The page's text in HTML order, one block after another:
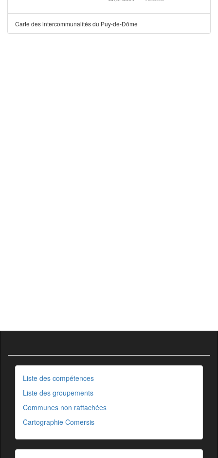
Carte des intercommunalités du Puy-de-Dôme
Liste des compétences
Liste des groupements
Communes non rattachées
Cartographie Comersis